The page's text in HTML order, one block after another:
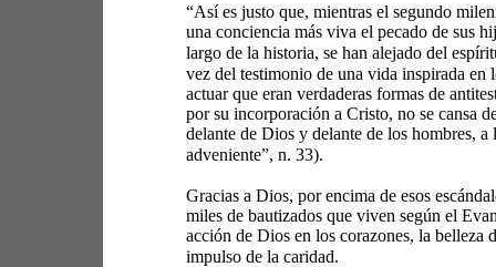
“Así es justo que, mientras el segundo
una conciencia más viva el pecado de sus
largo de la historia, se han alejado del
vez del testimonio de una vida inspirada en
actuar que eran verdaderas formas de
por su incorporación a Cristo, no se cansa
delante de Dios y delante de los hombres,
adveniente”, n. 33).
Gracias a Dios, por encima de esos
miles de bautizados que viven según el
acción de Dios en los corazones, la belleza
impulso de la caridad.